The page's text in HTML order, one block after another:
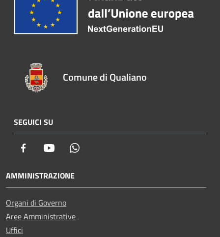
Comune di Qualiano
SEGUICI SU
Facebook Youtube
AMMINISTRAZIONE
Organi di Governo
Aree Amministrative
Uffici